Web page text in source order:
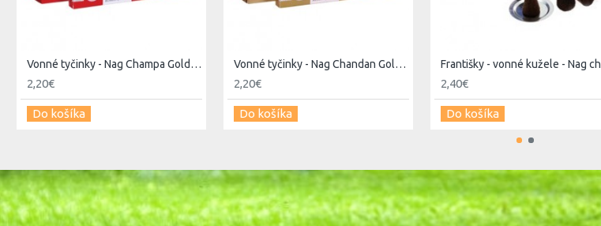
Vonné tyčinky - Nag Champa Golden
2,20€
Do košíka
Vonné tyčinky - Nag Chandan Golden
2,20€
Do košíka
2,40€
Do košíka